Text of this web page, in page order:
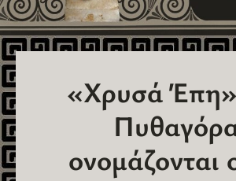
«Χρυσά
ονομάζονται